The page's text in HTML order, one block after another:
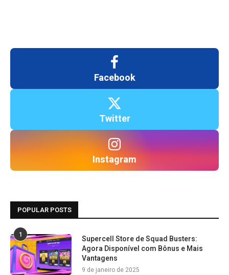
Facebook
Twitter
Instagram
POPULAR POSTS
1
Supercell Store de Squad Busters:
Agora Disponível com Bônus e Mais
Vantagens
9 de janeiro de 2025